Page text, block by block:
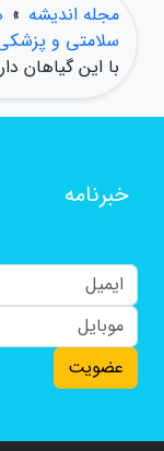
مجله اندیشه »
سلامتی و
با این گیاهان
خبرنامه
عضویت